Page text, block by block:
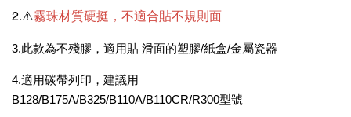
2.⚠️霧珠材質硬挺，不適合貼不規則面
3.此款為不殘膠，適用貼 滑面的塑膠/紙盒/金屬瓷器
4.適用碳帶列印，建議用
B128/B175A/B325/B110A/B110CR/R300型號